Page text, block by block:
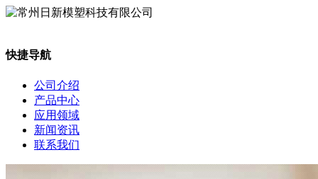
快捷导航
公司介绍
产品中心
应用领域
新闻资讯
联系我们